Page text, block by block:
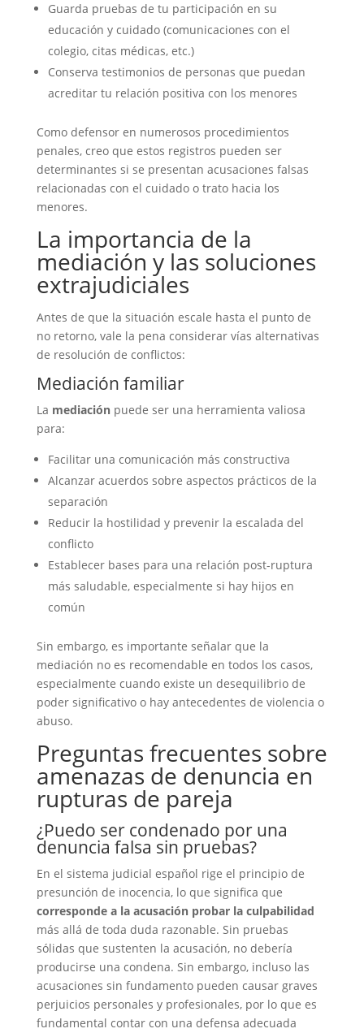
Guarda pruebas de tu participación en su
educación y cuidado (comunicaciones con el
colegio, citas médicas, etc.)
Conserva testimonios de personas que puedan
acreditar tu relación positiva con los menores
Como defensor en numerosos procedimientos
penales, creo que estos registros pueden ser
determinantes si se presentan acusaciones falsas
relacionadas con el cuidado o trato hacia los
menores.
La importancia de la
mediación y las soluciones
extrajudiciales
Antes de que la situación escale hasta el punto de
no retorno, vale la pena considerar vías alternativas
de resolución de conflictos:
Mediación familiar
La mediaciónpuede ser una herramienta valiosa
para:
Facilitar una comunicación más constructiva
Alcanzar acuerdos sobre aspectos prácticos de la
separación
Reducir la hostilidad y prevenir la escalada del
conflicto
Establecer bases para una relación post-ruptura
más saludable, especialmente si hay hijos en
común
Sin embargo, es importante señalar que la
mediación no es recomendable en todos los casos,
especialmente cuando existe un desequilibrio de
poder significativo o hay antecedentes de violencia o
abuso.
Preguntas frecuentes sobre
amenazas de denuncia en
rupturas de pareja
¿Puedo ser condenado por una
denuncia falsa sin pruebas?
En el sistema judicial español rige el principio de
presunción de inocencia, lo que significa que
corresponde a la acusación probar la culpabilidad
más allá de toda duda razonable. Sin pruebas
sólidas que sustenten la acusación, no debería
producirse una condena. Sin embargo, incluso las
acusaciones sin fundamento pueden causar graves
perjuicios personales y profesionales, por lo que es
fundamental contar con una defensa adecuada